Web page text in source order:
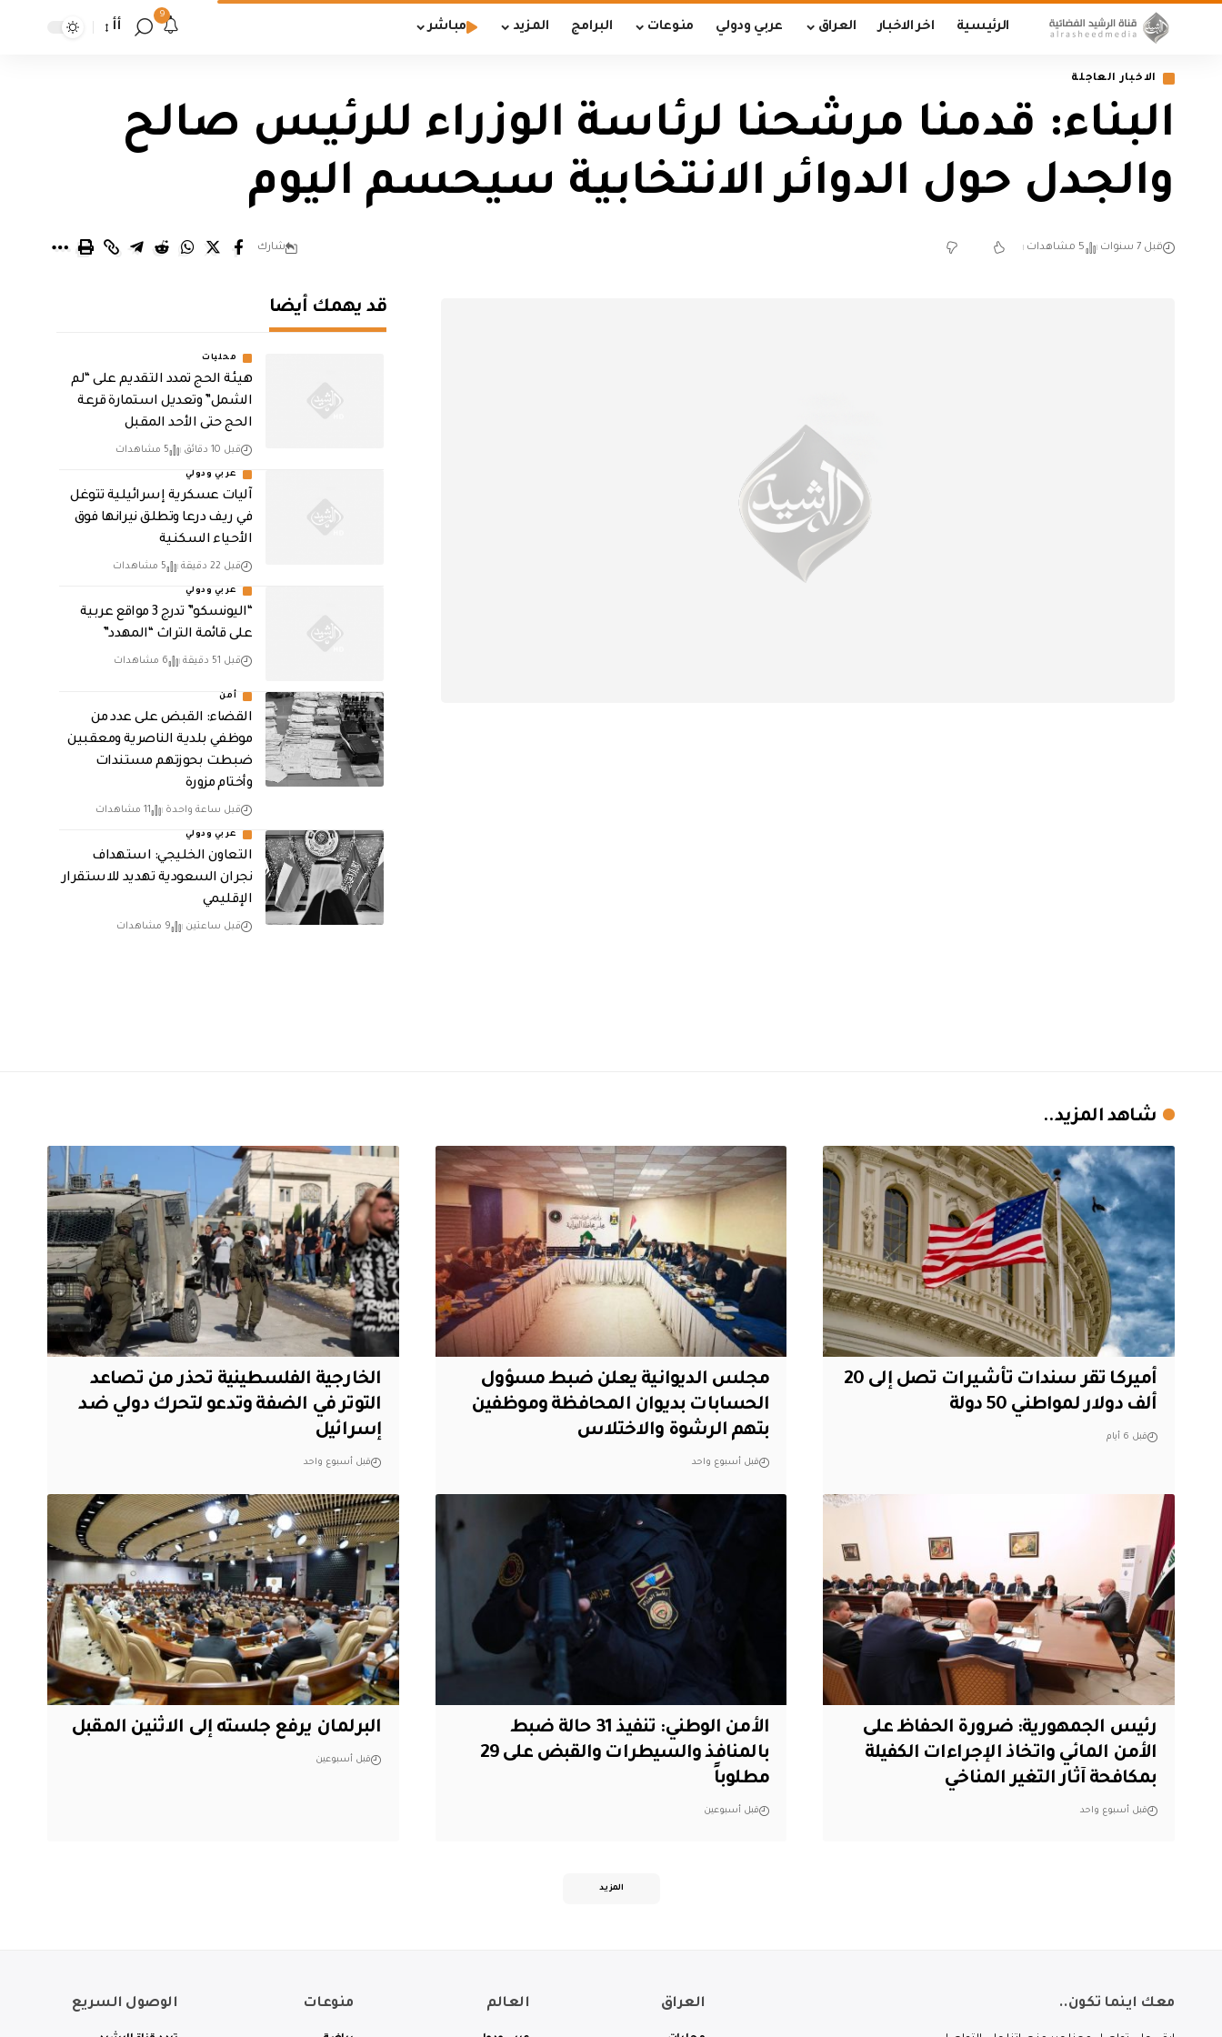
الرئيسية اخر الاخبار العراق عربي ودولي منوعات البرامج المزيد مباشر
9
أأ
الاخبار العاجلة
البناء: قدمنا مرشحنا لرئاسة الوزراء للرئيس صالح
والجدل حول الدوائر الانتخابية سيحسم اليوم
قبل 7 سنوات 5 مشاهدات شارك
قد يهمك أيضا
محليات
هيئة الحج تمدد التقديم على “لم
الشمل” وتعديل استمارة قرعة
الحج حتى الأحد المقبل
قبل 10 دقائق 5 مشاهدات
عربي ودولي
آليات عسكرية إسرائيلية تتوغل
في ريف درعا وتطلق نيرانها فوق
الأحياء السكنية
قبل 22 دقيقة 5 مشاهدات
عربي ودولي
“اليونسكو” تدرج 3 مواقع عربية
على قائمة التراث “المهدد”
قبل 51 دقيقة 6 مشاهدات
أمن
القضاء: القبض على عدد من
موظفي بلدية الناصرية ومعقبين
ضبطت بحوزتهم مستندات
وأختام مزورة
قبل ساعة واحدة 11 مشاهدات
عربي ودولي
التعاون الخليجي: استهداف
نجران السعودية تهديد للاستقرار
الإقليمي
قبل ساعتين 9 مشاهدات
شاهد المزيد..
أميركا تقر سندات تأشيرات تصل إلى 20
ألف دولار لمواطني 50 دولة
قبل 6 أيام
مجلس الديوانية يعلن ضبط مسؤول
الحسابات بديوان المحافظة وموظفين
بتهم الرشوة والاختلاس
قبل أسبوع واحد
الخارجية الفلسطينية تحذر من تصاعد
التوتر في الضفة وتدعو لتحرك دولي ضد
إسرائيل
قبل أسبوع واحد
رئيس الجمهورية: ضرورة الحفاظ على
الأمن المائي واتخاذ الإجراءات الكفيلة
بمكافحة آثار التغير المناخي
قبل أسبوع واحد
الأمن الوطني: تنفيذ 31 حالة ضبط
بالمنافذ والسيطرات والقبض على 29
مطلوباً
قبل أسبوعين
البرلمان يرفع جلسته إلى الاثنين المقبل
قبل أسبوعين
المزيد
معك اينما تكون.. العراق العالم منوعات الوصول السريع